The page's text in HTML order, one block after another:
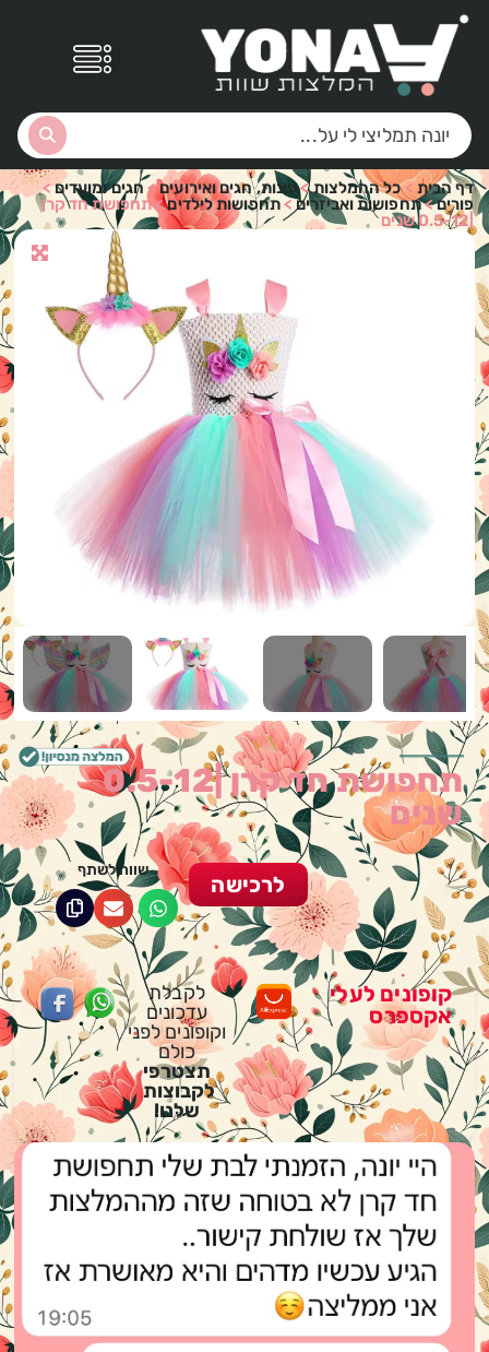
דף הבית>כל ההמלצות>עונות, חגים ואירועים> חגים ומועדים>
פורים>תחפושות ואביזרים>תחפושות לילדים>תחפושת חד קרן
|0.5-12 שנים
תחפושת חד קרן |0.5-12
שנים
שווה לשתף
לרכישה
לקבלת
עדכונים
וקופונים לפני
כולם
תצטרפי
לקבוצות
שלנו!
קופונים לעלי
אקספרס